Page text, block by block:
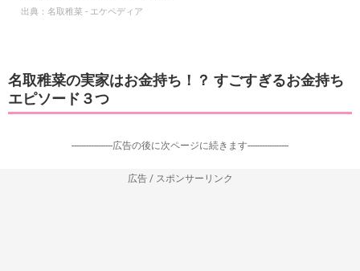
出典： 名取稚菜 - エケペディア
名取稚菜の実家はお金持ち！？ すごすぎるお金持ち
エピソード３つ
-----------------広告の後に次ページに続きます-----------------
広告 / スポンサーリンク